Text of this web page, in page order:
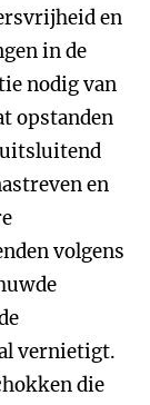
en
in de
nodig van
opstanden
en
volgens
vernietigt.
die